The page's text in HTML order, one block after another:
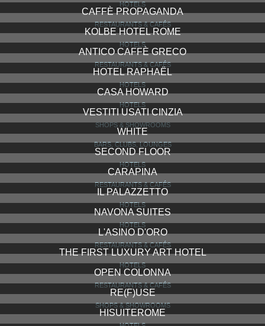
HOTELS
CAFFÈ PROPAGANDA
RESTAURANTS & CAFÉS
KOLBE HOTEL ROME
HOTELS
ANTICO CAFFÈ GRECO
RESTAURANTS & CAFÉS
HOTEL RAPHAËL
HOTELS
CASA HOWARD
HOTELS
VESTITI USATI CINZIA
SHOPS & SHOWROOMS
WHITE
BARS, CLUBS, LOUNGES
SECOND FLOOR
HOTELS
CARAPINA
RESTAURANTS & CAFÉS
IL PALAZZETTO
HOTELS
NAVONA SUITES
HOTELS
L'ASINO D'ORO
RESTAURANTS & CAFÉS
THE FIRST LUXURY ART HOTEL
HOTELS
OPEN COLONNA
RESTAURANTS & CAFÉS
RE(F)USE
SHOPS & SHOWROOMS
HISUITEROME